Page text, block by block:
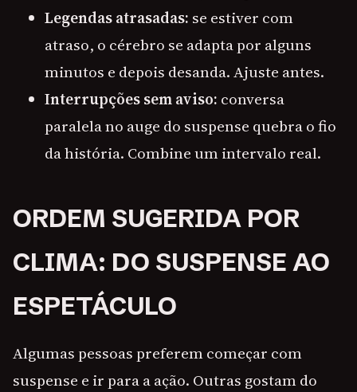
Legendas atrasadas: se estiver com
atraso, o cérebro se adapta por alguns
minutos e depois desanda. Ajuste antes.
Interrupções sem aviso: conversa
paralela no auge do suspense quebra o fio
da história. Combine um intervalo real.
ORDEM SUGERIDA POR
CLIMA: DO SUSPENSE AO
ESPETÁCULO
Algumas pessoas preferem começar com
suspense e ir para a ação. Outras gostam do